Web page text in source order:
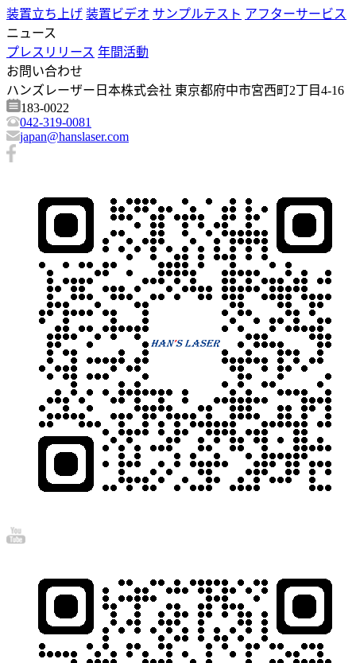
装置立ち上げ 装置ビデオ サンプルテスト アフターサービス
ニュース
プレスリリース 年間活動
お問い合わせ
ハンズレーザー日本株式会社 東京都府中市宮西町2丁目4-16
183-0022
042-319-0081
japan@hanslaser.com